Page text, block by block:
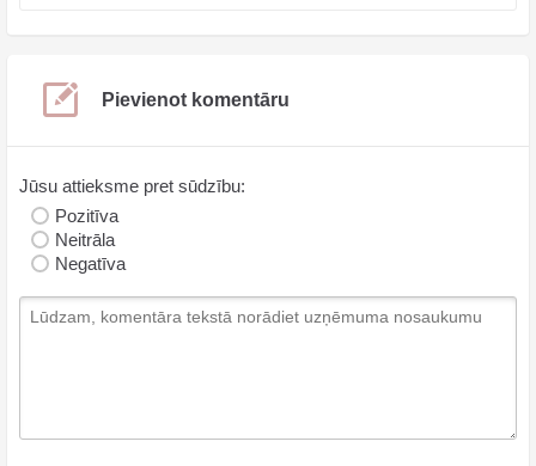
Pievienot komentāru
Jūsu attieksme pret sūdzību:
Pozitīva
Neitrāla
Negatīva